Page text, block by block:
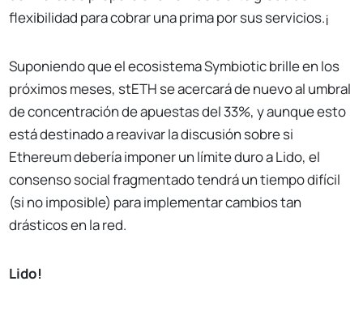
flexibilidad para cobrar una prima por sus servicios.¡
Suponiendo que el ecosistema Symbiotic brille en los
próximos meses, stETH se acercará de nuevo al umbral
de concentración de apuestas del 33%, y aunque esto
está destinado a reavivar la discusión sobre si
Ethereum debería imponer un límite duro a Lido, el
consenso social fragmentado tendrá un tiempo difícil
(si no imposible) para implementar cambios tan
drásticos en la red.
Lido!